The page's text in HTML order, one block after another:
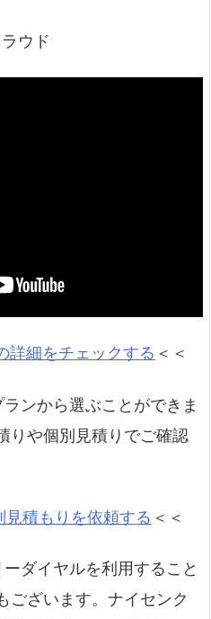
ウド
詳細をチェックする ＜＜
ンから選ぶことができま
りや個別見積りでご確認
見積もりを依頼する ＜＜
ダイヤルを利用すること
ございます。ナイセンク